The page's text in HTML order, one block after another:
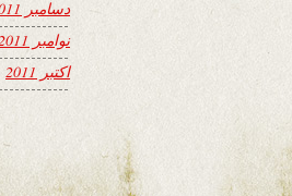
دسامبر 2011
نوامبر 2011
اکتبر 2011